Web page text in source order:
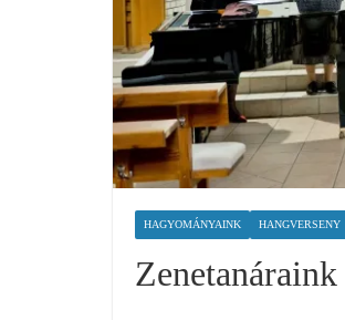
HAGYOMÁNYAINK HANGVERSENY